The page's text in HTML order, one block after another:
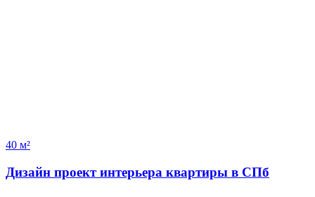
40 м²
Дизайн проект интерьера квартиры в СПб